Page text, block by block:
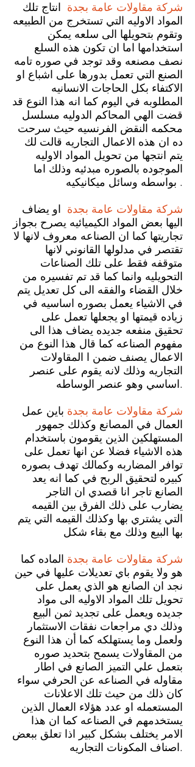
شركة مقاولات عامة بجدة انتاج تلك
المواد الاوليه التي تستخرج من الطبيعه
وتقوم بتحويلها الى سلعه يمكن
استخدامها اما ان تكون هذه السلع
نصف مصنعه وقد توجد في صوره تامه
الصنع التي تعمل بدورها على اشباع او
الاكتفاء بكل الحاجات الانسانيه
المطلوبه في اليوم كما انه هذا النوع قد
قضت الهي المحاكم الدوليه مسلسل
محكمه النقض الفرنسيه حيث سرحت
ده ان هذه الاعمال التجاريه قالت لك
يتم انتجها من تحويل المواد الاوليه
الموجوده بالصوره مبدئيه وذلك اما
بواسطه وسائل ميكانيكيه .
شركة مقاولات عامة بجدة او يضاف
اليها بعض المواد الكيميائيه يصرح بجواز
تجاريتها كما ان الصناعه معروف لانها لا
تقتصر في مدلولها القانوني لانها
متوقفه فقط على تلك الصناعات
التحويليه وانما كما قد تم تفسيره من
خلال القضاء والفقه الى كل تعديل يتم
في الاشياء يعمل بصوره اساسيه في
زياده قيمتها او يجعلها تعمل على
تحقيق منفعه جديده يضاف هذا الى
مفهوم الصناعه كما قال هذا النوع من
الاعمال يصنف ضمن ا المقاولات
التجاريه وذلك لانه يقوم على عنصر
اساسي وهو عنصر الوساطه.
شركة مقاولات عامة بجدة باين عمل
العمال في المصانع وكذلك جمهور
المستهلكين الذين يقومون باستخدام
هذه الاشياء فضلا عن انها تعمل على
توافر المضاربه وكمالك تهدف بصوره
كبيره لتحقيق الربح في كما انه يعد
الصانع تاجر انا قصدي ان التاجر
يضارب على ذلك الفرق بين القيمه
التي يشتري بها وكذلك القيمه التي يتم
بها البيع وذلك مع بقاء شكل
شركة مقاولات عامة بجدة الماده كما
هو ولا يقوم باي تعديلات عليها في حين
نجد ان الصانع هو الذي يعمل على
تحويل تلك المواد الاوليه الى مواد
جديده ويعمل على تجديد ثمن البيع
وذلك دي مراجعات نفقات الاستثمار
ولعمل وما يستهلكه كما أن هذا النوع
من المقاولات يسمح بتحديد صوره
بتعمل علي التميز الصانع في اطار
مقاوله في الصناعه عن الحرفي سواء
كان ذلك من حيث تلك الاعلانات
المستعمله او عدد هؤلاء العمال الذين
يستخدمهم في الصناعه كما ان هذا
الامر يختلف بشكل كبير اذا تعلق ببعض
اصناف المكونات التجاريه.